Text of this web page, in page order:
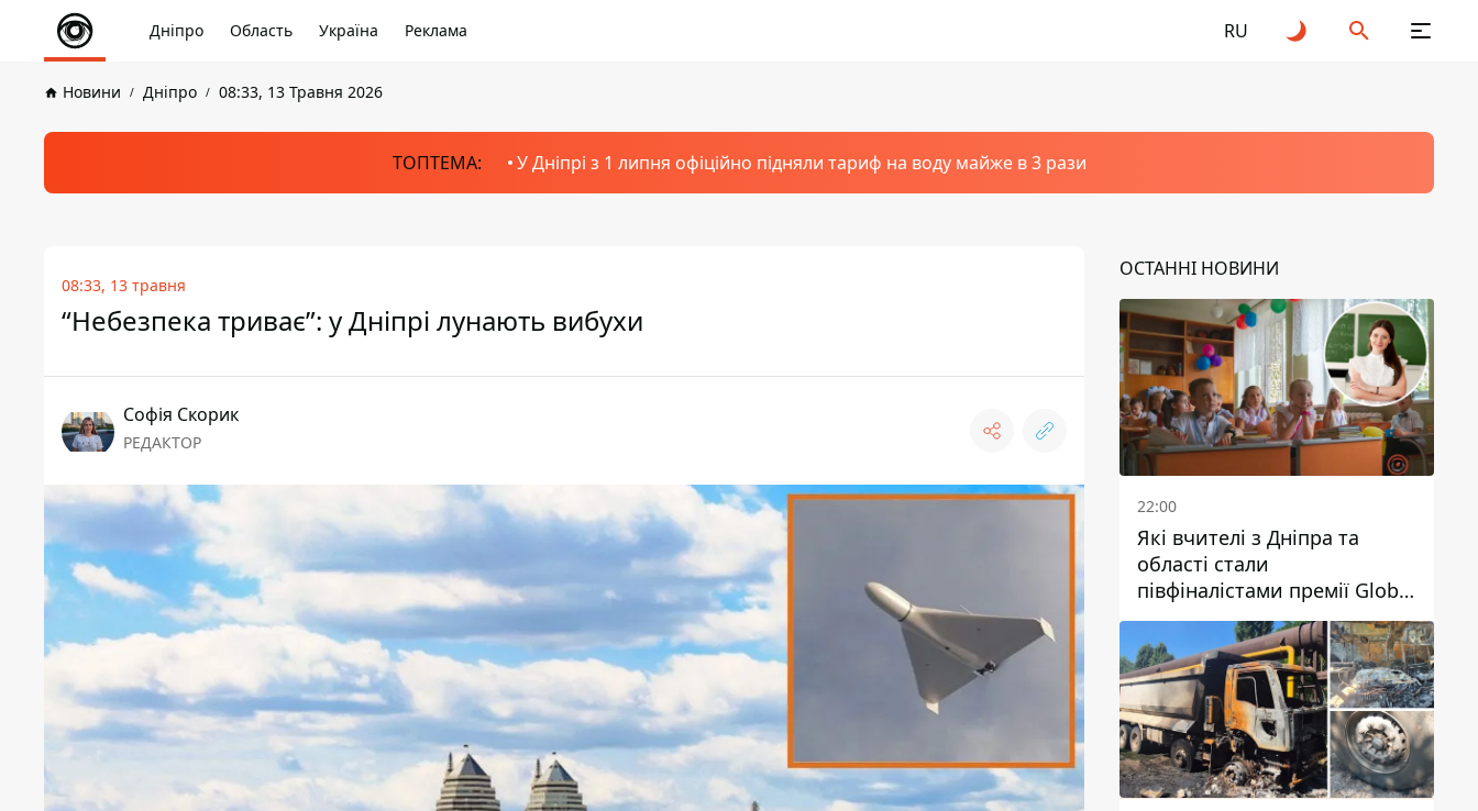
Дніпро Область Україна Реклама RU
Новини Дніпро 08:33, 13 Травня 2026
ТОПТЕМА: У Дніпрі з 1 липня офіційно підняли тариф на воду майже в 3 рази
08:33, 13 травня
“Небезпека триває”: у Дніпрі лунають вибухи
Софія Скорик
РЕДАКТОР
ОСТАННІ НОВИНИ
22:00
Які вчителі з Дніпра та
області стали
півфіналістами премії Global
Teacher Prize Ukraine 2026